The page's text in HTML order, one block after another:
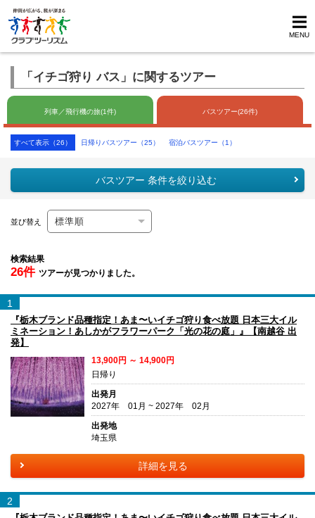
MENU
「イチゴ狩り バス」に関するツアー
列車／飛行機の旅(1件) バスツアー(26件)
すべて表示（26） 日帰りバスツアー（25） 宿泊バスツアー（1）
バスツアー 条件を絞り込む
並び替え
検索結果
26件 ツアーが見つかりました。
1
『栃木ブランド品種指定！あま〜いイチゴ狩り食べ放題 日本三大イル
ミネーション！あしかがフラワーパーク「光の花の庭」』【南越谷 出
発】
13,900円 ～ 14,900円
日帰り
出発月
2027年 01月 ~ 2027年 02月
出発地
埼玉県
詳細を見る
2